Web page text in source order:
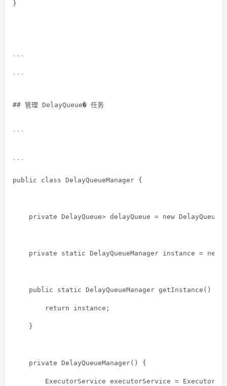
}
```
```
## 管理 DelayQueue� 任务
```
```
public class DelayQueueManager {
private DelayQueue> delayQueue = new
private static DelayQueueManager instance = new
public static DelayQueueManager getInstance ()
return instance;
}
private DelayQueueManager() {
ExecutorService executorService =